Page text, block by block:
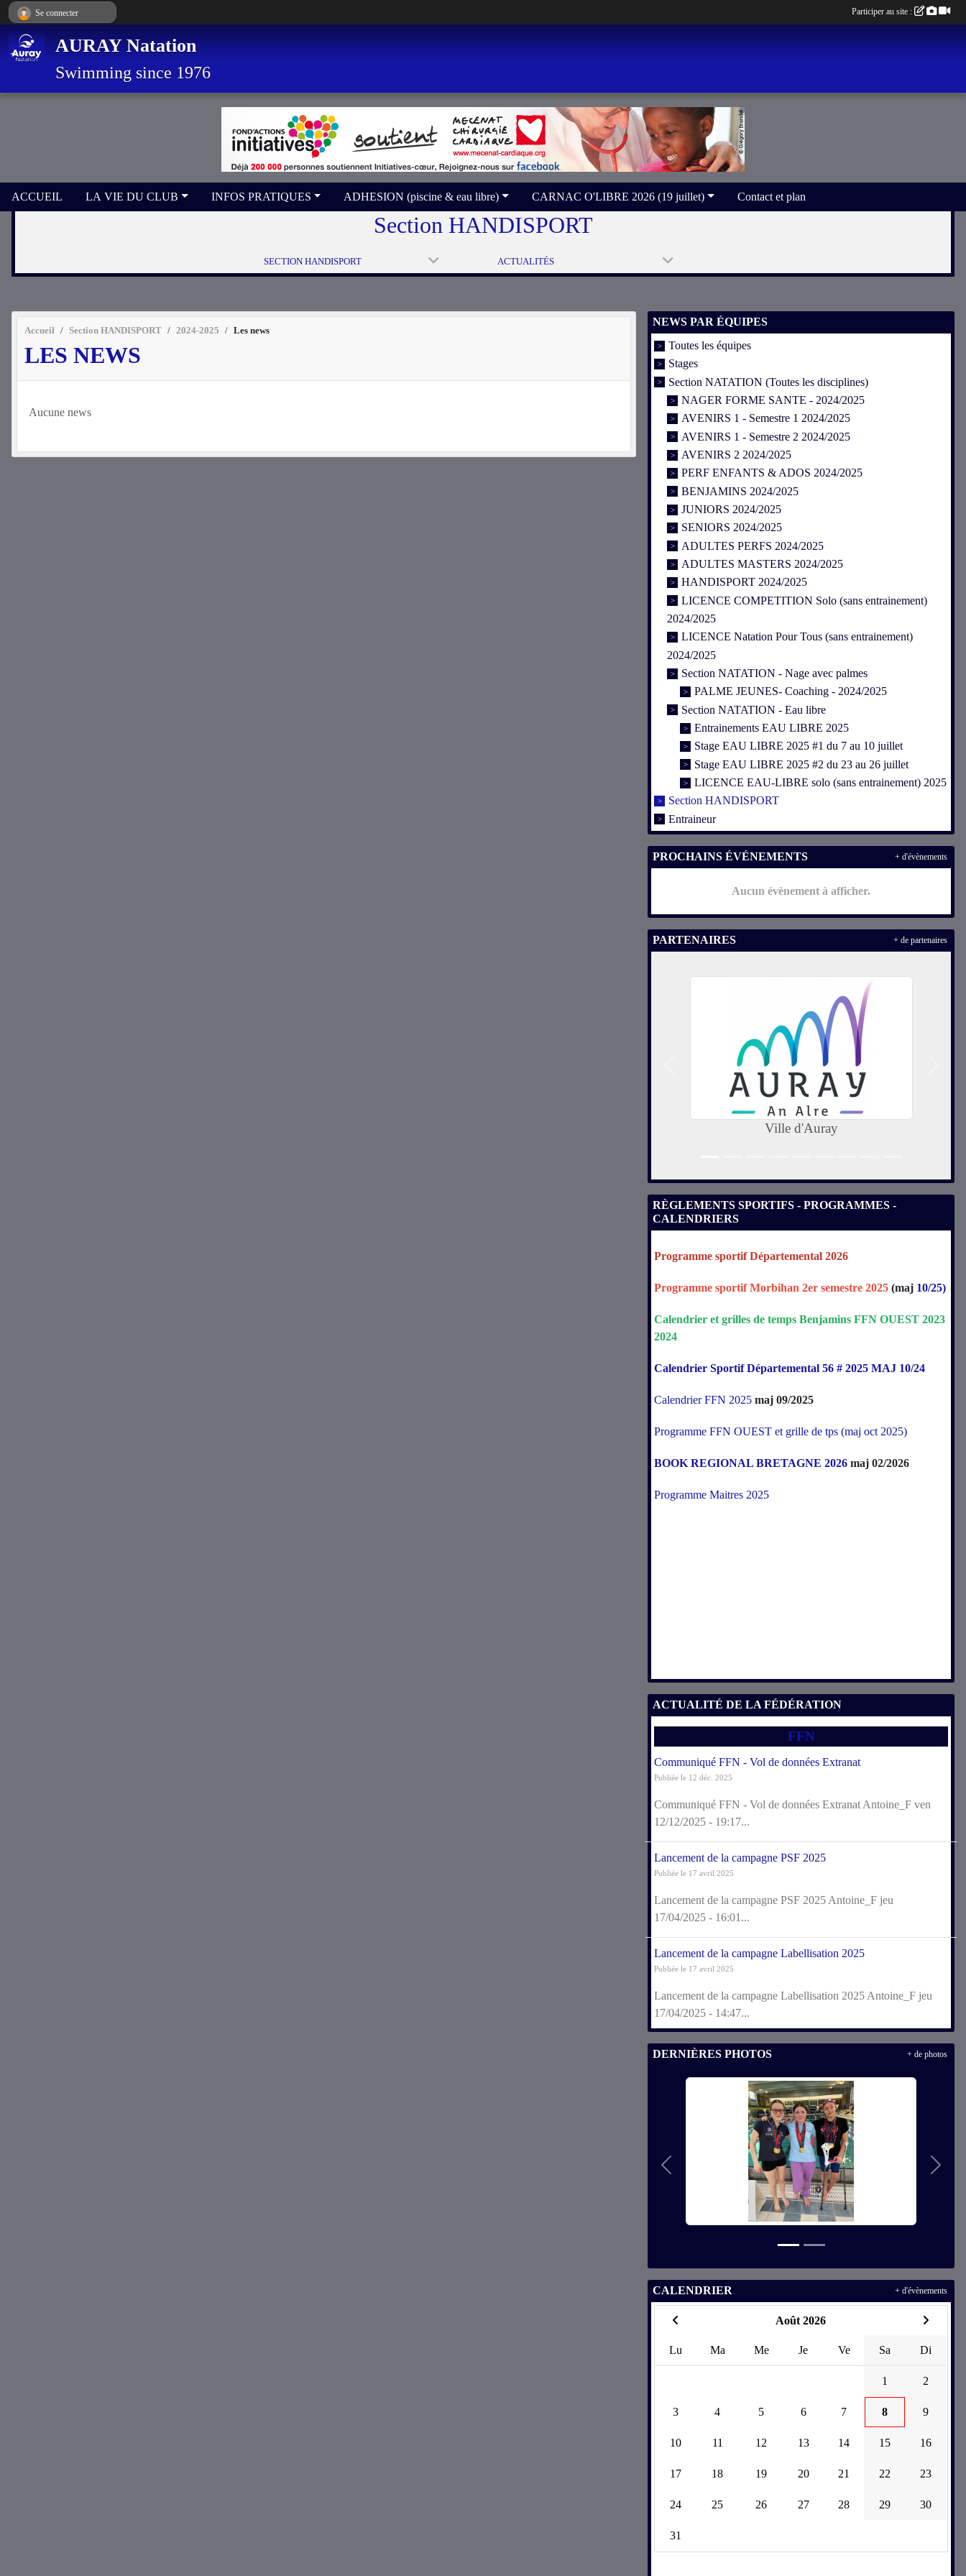
AURAY Natation
Swimming since 1976
ACCUEIL LA VIE DU CLUB INFOS PRATIQUES ADHESION (piscine & eau libre) CARNAC O'LIBRE 2026 (19 juillet) Contact et plan
Section HANDISPORT
SECTION HANDISPORT ACTUALITÉS
Accueil Section HANDISPORT 2024-2025 Les news
LES NEWS
Aucune news
NEWS PAR ÉQUIPES
Toutes les équipes
Stages
Section NATATION (Toutes les disciplines)
NAGER FORME SANTE - 2024/2025
AVENIRS 1 - Semestre 1 2024/2025
AVENIRS 1 - Semestre 2 2024/2025
AVENIRS 2 2024/2025
PERF ENFANTS & ADOS 2024/2025
BENJAMINS 2024/2025
JUNIORS 2024/2025
SENIORS 2024/2025
ADULTES PERFS 2024/2025
ADULTES MASTERS 2024/2025
HANDISPORT 2024/2025
LICENCE COMPETITION Solo (sans entrainement)
2024/2025
LICENCE Natation Pour Tous (sans entrainement)
2024/2025
Section NATATION - Nage avec palmes
PALME JEUNES- Coaching - 2024/2025
Section NATATION - Eau libre
Entrainements EAU LIBRE 2025
Stage EAU LIBRE 2025 #1 du 7 au 10 juillet
Stage EAU LIBRE 2025 #2 du 23 au 26 juillet
LICENCE EAU-LIBRE solo (sans entrainement) 2025
Section HANDISPORT
Entraineur
PROCHAINS ÉVÉNEMENTS
Aucun évènement à afficher.
+ d'évènements
PARTENAIRES
Crédit Agricole Morbihan
+ de partenaires
RÈGLEMENTS SPORTIFS - PROGRAMMES -
CALENDRIERS
Programme sportif Départemental 2026
Programme sportif Morbihan 2er semestre 2025(maj 10/25)
Calendrier et grilles de temps Benjamins FFN OUEST 2023
2024
Calendrier Sportif Départemental 56 # 2025 MAJ 10/24
Calendrier FFN 2025 maj 09/2025
Programme FFN OUEST et grille de tps (maj oct 2025)
BOOK REGIONAL BRETAGNE 2026 maj 02/2026
Programme Maitres 2025
ACTUALITÉ DE LA FÉDÉRATION
FFN
Communiqué FFN - Vol de données Extranat
Publiée le 12 déc. 2025
Communiqué FFN - Vol de données Extranat Antoine_F ven
12/12/2025 - 19:17...
Lancement de la campagne PSF 2025
Publiée le 17 avril 2025
Lancement de la campagne PSF 2025 Antoine_F jeu
17/04/2025 - 16:01...
Lancement de la campagne Labellisation 2025
Publiée le 17 avril 2025
Lancement de la campagne Labellisation 2025 Antoine_F jeu
17/04/2025 - 14:47...
DERNIÈRES PHOTOS
Précedent
+ de photos
CALENDRIER
Août 2026
Lu Ma Me Je Ve Sa Di
1 2
3 4 5 6 7 8 9
10 11 12 13 14 15 16
17 18 19 20 21 22 23
24 25 26 27 28 29 30
31
+ d'évènements
Se connecter Participer au site :
Panneau de gestion des cookies